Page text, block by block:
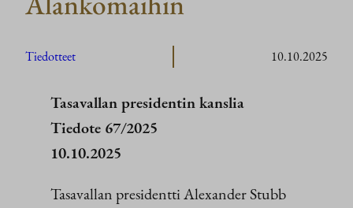
Tiedotteet 10.10.2025
Tasavallan presidentin kanslia
Tiedote 67/2025
10.10.2025
Tasavallan presidentti Alexander Stubb